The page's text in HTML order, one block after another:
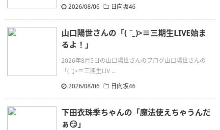
2026/08/06
日向坂46
山口陽世さんの「( ¨̮ )>≡三期生LIVE始ま
るよ！」
2026年8月5日の山口陽世さんのブログ山口陽世さんの
「(¨̮)>≡三期生LIV ...
2026/08/06
日向坂46
下田衣珠季ちゃんの「魔法使えちゃうんだ
ぁ😏」